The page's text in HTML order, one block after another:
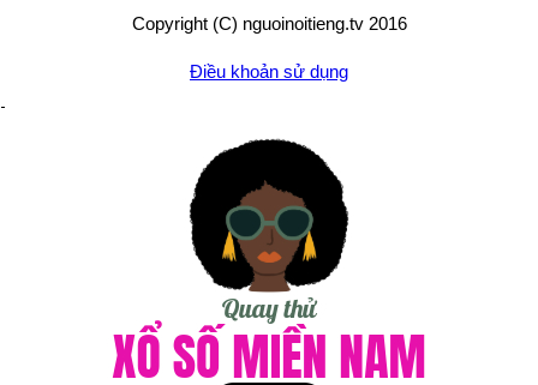
Copyright (C) nguoinoitieng.tv 2016
Điều khoản sử dụng
Chính sách quyền riêng tư
mail.nguoinoitieng.tv@gmail.com